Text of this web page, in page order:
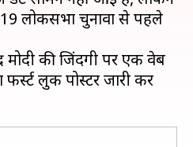
लोकसभा चुनावों से पहले
मोदी की जिंदगी पर एक वेब
लुक पोस्टर जारी कर